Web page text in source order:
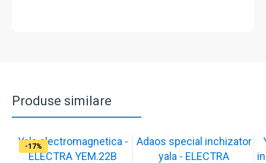
Produse similare
-17%
Yala electromagnetica -
ELECTRA YEM.22B
-17%
Adaos special inchizator
yala - ELECTRA
-17%
-17%
-17%
-17%
-17%
-17%
-17%
-17%